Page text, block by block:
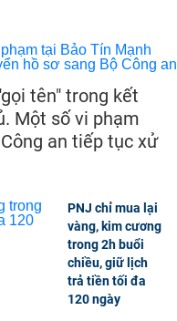
tên" trong kết
Một số vi phạm
an tiếp tục xử
PNJ chỉ mua lại
vàng, kim cương
trong 2h buổi
chiều, giữ lịch
trả tiền tối đa
120 ngày